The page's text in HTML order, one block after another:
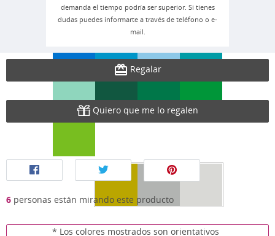
* Los colores mostrados son orientativos
demanda el tiempo podría ser superior. Si tienes
dudas puedes informarte a través de teléfono o e-
mail.
Regalar
Quiero que me lo regalen
6 personas están mirando este producto